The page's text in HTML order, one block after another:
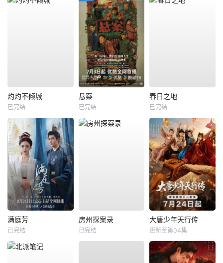
灼灼不倾城
已完结
悬案
已完结
春日之地
已完结
满庭芳
已完结
房州探案录
已完结
大唐少年天行传
更新至第04集